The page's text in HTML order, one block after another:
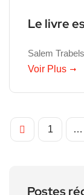
Le livre
Salem
Voir Plus
1 …
Postes